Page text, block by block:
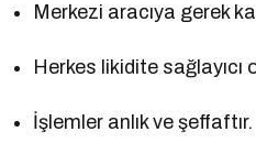
Merkezi aracıya gerek
Herkes likidite sağlayıcı
İşlemler anlık ve şeffaftır.